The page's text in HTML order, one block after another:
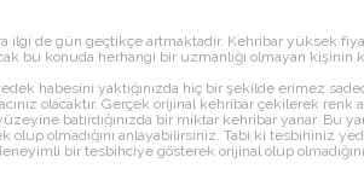
de gün geçtikçe artmaktadır. Kehribar yüksek
konuda herhangi bir uzmanlığı olmayan kişinin
habesini yaktığınızda hiç bir şekilde erimez
olacaktır. Gerçek orijinal kehribar çekilerek renk
batırdığınızda bir miktar kehribar yanar.
olmadığını anlayabilirsiniz. Tabi ki tesbihiniz
bir tesbihciye gösterek orijinal olup